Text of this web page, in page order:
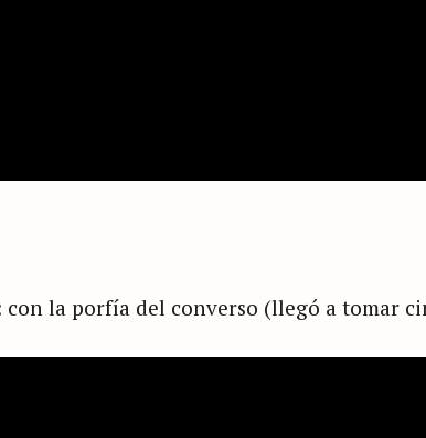
la porfía del converso (llegó a tomar